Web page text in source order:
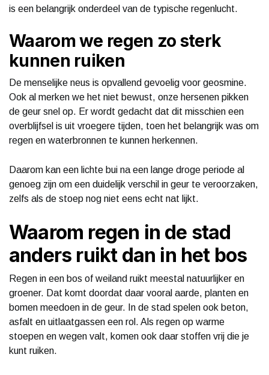
is een belangrijk onderdeel van de typische regenlucht.
Waarom we regen zo sterk
kunnen ruiken
De menselijke neus is opvallend gevoelig voor geosmine.
Ook al merken we het niet bewust, onze hersenen pikken
de geur snel op. Er wordt gedacht dat dit misschien een
overblijfsel is uit vroegere tijden, toen het belangrijk was om
regen en waterbronnen te kunnen herkennen.
Daarom kan een lichte bui na een lange droge periode al
genoeg zijn om een duidelijk verschil in geur te veroorzaken,
zelfs als de stoep nog niet eens echt nat lijkt.
Waarom regen in de stad
anders ruikt dan in het bos
Regen in een bos of weiland ruikt meestal natuurlijker en
groener. Dat komt doordat daar vooral aarde, planten en
bomen meedoen in de geur. In de stad spelen ook beton,
asfalt en uitlaatgassen een rol. Als regen op warme
stoepen en wegen valt, komen ook daar stoffen vrij die je
kunt ruiken.